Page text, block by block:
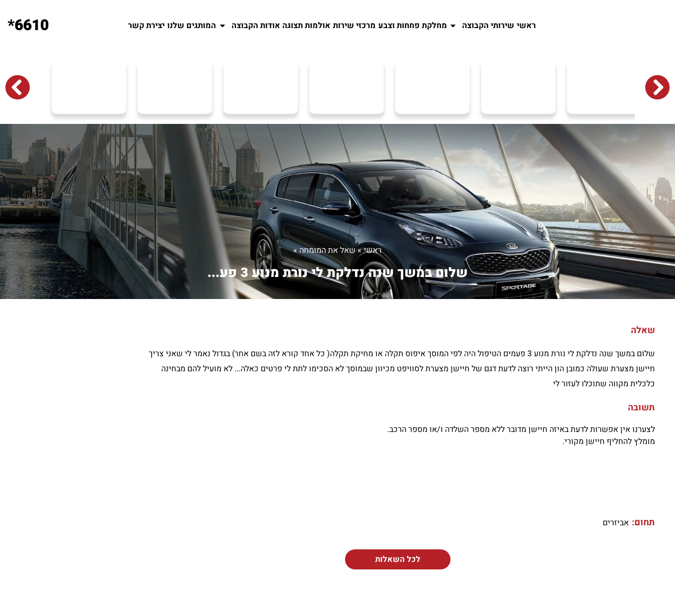
ראשי שירותי הקבוצה מחלקת פחחות וצבע מרכזי שירות אולמות תצוגה אודות הקבוצה המותגים שלנו יצירת קשר 6610*
ראשי»שאל את המומחה»
שלום במשך שנה נדלקת לי נורת מנוע 3 פע...
שאלה
שלום במשך שנה נדלקת לי נורת מנוע 3 פעמים הטיפול היה לפי המוסך איפוס תקלה או מחיקת תקלה( כל אחד קורא לזה בשם אחר) בגדול נאמר לי שאני צריך
חיישן מצערת שעולה כמובן הון הייתי רוצה לדעת דגם של חיישן מצערת לסוויפט מכיוון שבמוסך לא הסכימו לתת לי פרטים כאלה... לא מועיל להם מבחינה
כלכלית מקווה שתוכלו לעזור לי
תשובה
לצערנו אין אפשרות לדעת באיזה חיישן מדובר ללא מספר השלדה ו/או מספר הרכב.
מומלץ להחליף חיישן מקורי.
תחום: אביזרים
לכל השאלות